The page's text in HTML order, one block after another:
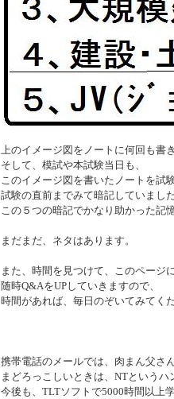
上のイメージ図をノートに何回も書
そして、模試や本試験当日も、
このイメージ図を書いたノートを試
試験の直前までみて暗記していまし
この５つの暗記でかなり助かった記
まだまだ、ネタはあります。
また、時間を見つけて、このページ
随時Q&AをUPしていきますので、
時間があれば、毎日のぞいてみてく
携帯電話のメールでは、肉まん父さ
まどろっこしいときは、NTという
今後も、TLTソフトで5000時間以上